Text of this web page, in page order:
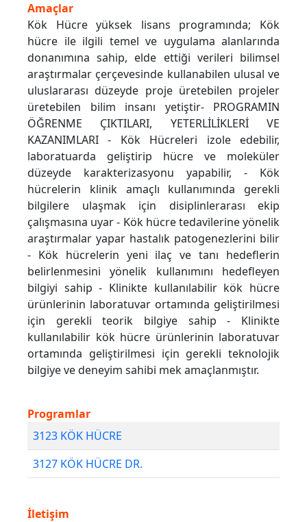
Amaçlar
Kök Hücre yüksek lisans programında; Kök
hücre ile ilgili temel ve uygulama alanlarında
donanımına sahip, elde ettiği verileri bilimsel
araştırmalar çerçevesinde kullanabilen ulusal ve
uluslararası düzeyde proje üretebilen projeler
üretebilen bilim insanı yetiştir- PROGRAMIN
ÖĞRENME ÇIKTILARI, YETERLİLİKLERİ VE
KAZANIMLARI - Kök Hücreleri izole edebilir,
laboratuarda geliştirip hücre ve moleküler
düzeyde karakterizasyonu yapabilir, - Kök
hücrelerin klinik amaçlı kullanımında gerekli
bilgilere ulaşmak için disiplinlerarası ekip
çalışmasına uyar - Kök hücre tedavilerine yönelik
araştırmalar yapar hastalık patogenezlerini bilir
- Kök hücrelerin yeni ilaç ve tanı hedeflerin
belirlenmesini yönelik kullanımını hedefleyen
bilgiyi sahip - Klinikte kullanılabilir kök hücre
ürünlerinin laboratuvar ortamında geliştirilmesi
için gerekli teorik bilgiye sahip - Klinikte
kullanılabilir kök hücre ürünlerinin laboratuvar
ortamında geliştirilmesi için gerekli teknolojik
bilgiye ve deneyim sahibi mek amaçlanmıştır.
Programlar
3123 KÖK HÜCRE
3127 KÖK HÜCRE DR.
İletişim